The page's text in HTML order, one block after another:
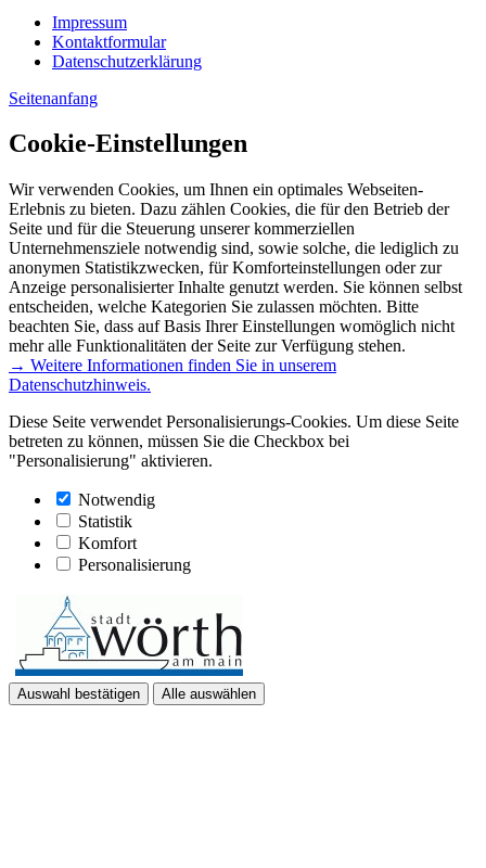
Impressum
Kontaktformular
Datenschutzerklärung
Seitenanfang
Cookie-Einstellungen
Wir verwenden Cookies, um Ihnen ein optimales Webseiten-
Erlebnis zu bieten. Dazu zählen Cookies, die für den Betrieb der
Seite und für die Steuerung unserer kommerziellen
Unternehmensziele notwendig sind, sowie solche, die lediglich zu
anonymen Statistikzwecken, für Komforteinstellungen oder zur
Anzeige personalisierter Inhalte genutzt werden. Sie können selbst
entscheiden, welche Kategorien Sie zulassen möchten. Bitte
beachten Sie, dass auf Basis Ihrer Einstellungen womöglich nicht
mehr alle Funktionalitäten der Seite zur Verfügung stehen.
→ Weitere Informationen finden Sie in unserem
Datenschutzhinweis.
Diese Seite verwendet Personalisierungs-Cookies. Um diese Seite
betreten zu können, müssen Sie die Checkbox bei
"Personalisierung" aktivieren.
Notwendig
Statistik
Komfort
Personalisierung
Auswahl bestätigen Alle auswählen